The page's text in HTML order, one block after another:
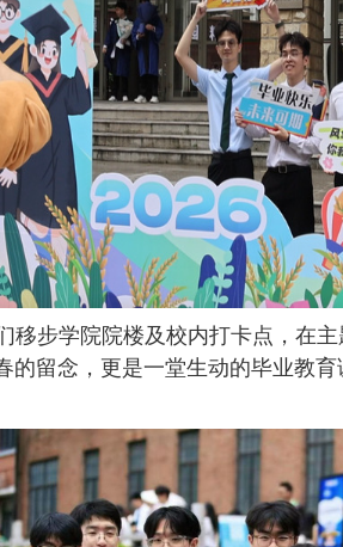
移步学院院楼及校内打卡点，在
的留念，更是一堂生动的毕业教